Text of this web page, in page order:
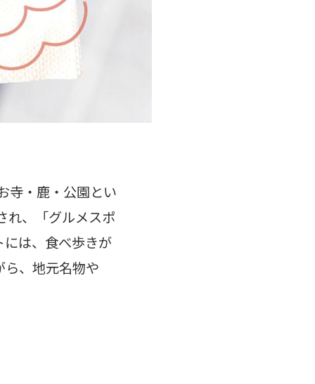
寺・鹿・公園とい
れ、「グルメスポ
は、食べ歩きが
ら、地元名物や